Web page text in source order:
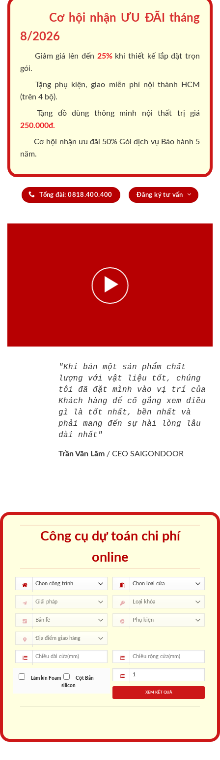
Cơ hội nhận ƯU ĐÃI tháng
8/2026
Giảm giá lên đến 25%khi thiết kế lắp đặt trọn
gói.
Tặng phụ kiện, giao miễn phí nội thành HCM
(trên 4 bộ).
Tặng đồ dùng thông minh nội thất trị giá
250.000đ.
Cơ hội nhận ưu đãi 50% Gói dịch vụ Bảo hành 5
năm.
Tổng đài: 0818.400.400 Đăng ký tư vấn
"Khi bán một sản phẩm chất
lượng với vật liệu tốt, chúng
tôi đã đặt mình vào vị trí của
Khách hàng để cố gắng xem điều
gì là tốt nhất, bền nhất và
phải mang đến sự hài lòng lâu
dài nhất"
Trần Văn Lãm / CEO SAIGONDOOR
Công cụ dự toán chi phí
online
Làm kín Foam
Cột Bắn
silicon
XEM KẾT QUẢ